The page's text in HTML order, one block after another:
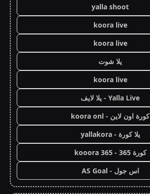
yalla shoot
koora live
koora live
يلا شوت
koora live
Yalla Live - يلا لايف
كورة اون لاين - koora onl
يلا كورة - yallakora
كورة 365 - kooora 365
اس جول - AS Goal